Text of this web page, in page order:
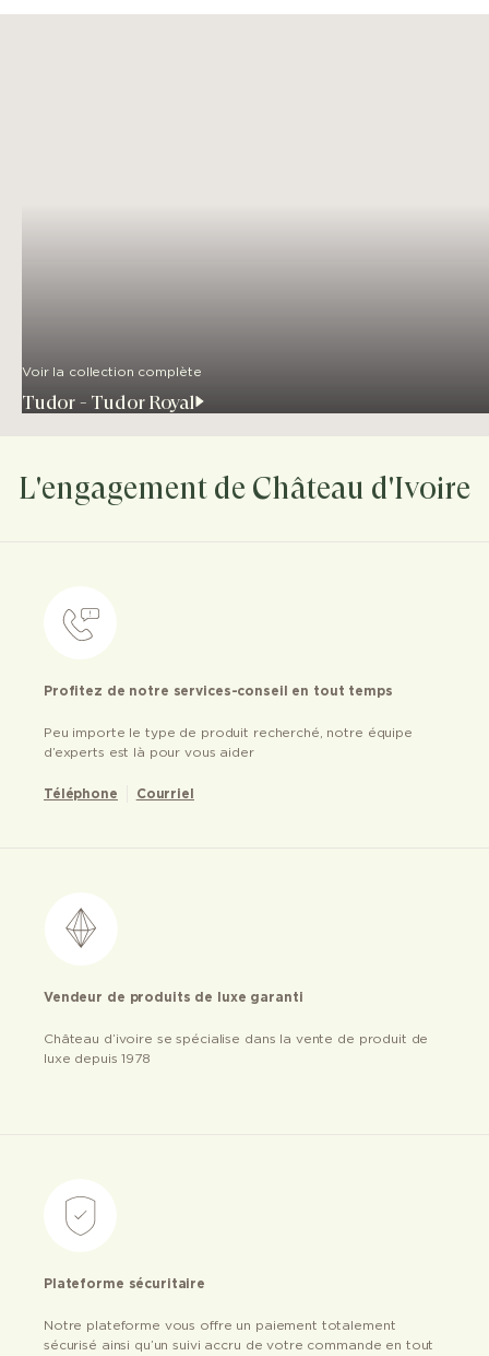
Voir la collection complète
Tudor - Tudor Royal
L'engagement de Château d'Ivoire
Profitez de notre services-conseil en tout temps
Peu importe le type de produit recherché, notre équipe
d’experts est là pour vous aider
Téléphone Courriel
Vendeur de produits de luxe garanti
Château d’ivoire se spécialise dans la vente de produit de
luxe depuis 1978
Plateforme sécuritaire
Notre plateforme vous offre un paiement totalement
sécurisé ainsi qu’un suivi accru de votre commande en tout